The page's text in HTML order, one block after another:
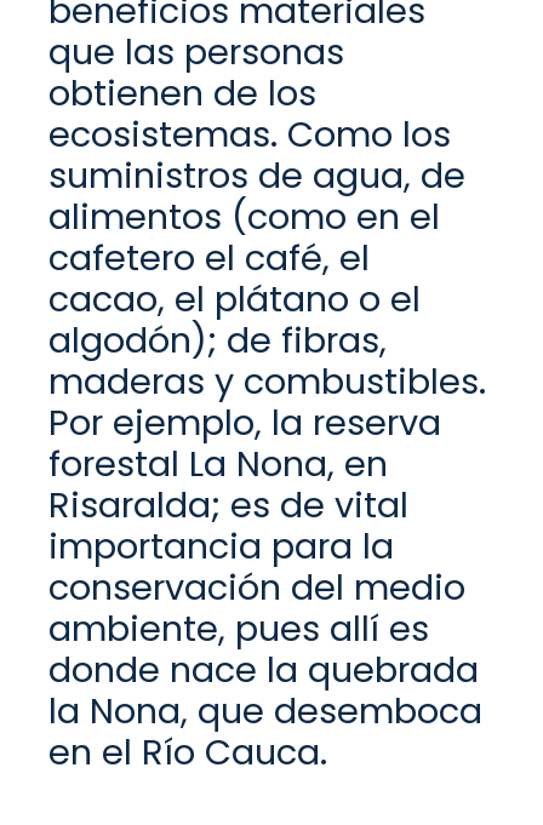
beneficios materiales
que las personas
obtienen de los
ecosistemas. Como los
suministros de agua, de
alimentos (como en el
cafetero el café, el
cacao, el plátano o el
algodón); de fibras,
maderas y combustibles.
Por ejemplo, la reserva
forestal La Nona, en
Risaralda; es de vital
importancia para la
conservación del medio
ambiente, pues allí es
donde nace la quebrada
la Nona, que desemboca
en el Río Cauca.